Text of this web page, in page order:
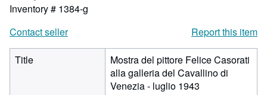
Inventory # 1384-g
Contact seller
Report this item
Title
Mostra del pittore Felice Casorati
alla galleria del Cavallino di
Venezia - luglio 1943